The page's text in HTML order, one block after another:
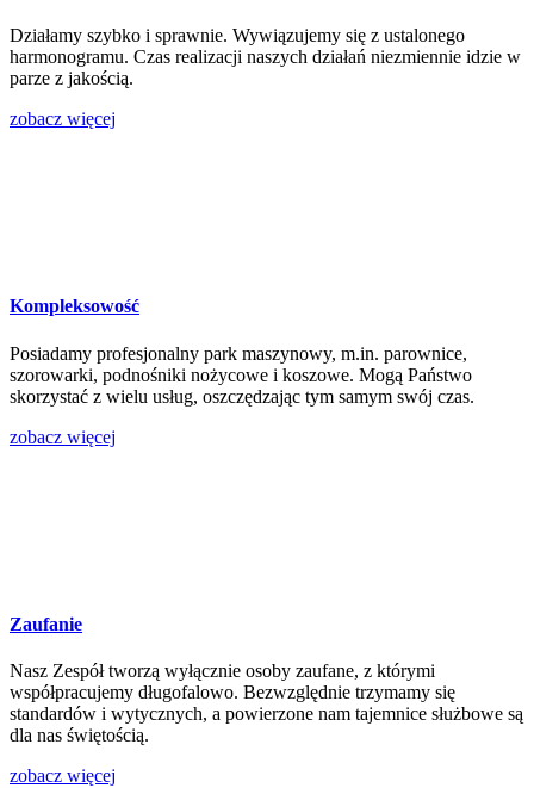
Działamy szybko i sprawnie. Wywiązujemy się z ustalonego
harmonogramu. Czas realizacji naszych działań niezmiennie idzie w
parze z jakością.
zobacz więcej
Kompleksowość
Posiadamy profesjonalny park maszynowy, m.in. parownice,
szorowarki, podnośniki nożycowe i koszowe. Mogą Państwo
skorzystać z wielu usług, oszczędzając tym samym swój czas.
zobacz więcej
Zaufanie
Nasz Zespół tworzą wyłącznie osoby zaufane, z którymi
współpracujemy długofalowo. Bezwzględnie trzymamy się
standardów i wytycznych, a powierzone nam tajemnice służbowe są
dla nas świętością.
zobacz więcej